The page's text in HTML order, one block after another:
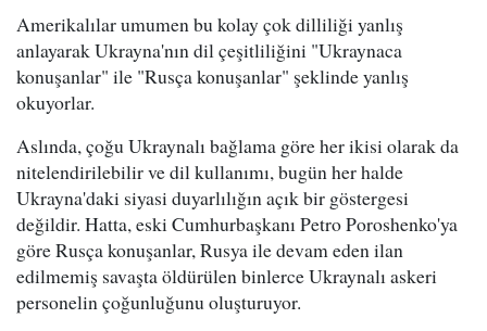
Amerikalılar umumen bu kolay çok dilliliği yanlış
anlayarak Ukrayna'nın dil çeşitliliğini "Ukraynaca
konuşanlar" ile "Rusça konuşanlar" şeklinde yanlış
okuyorlar.
Aslında, çoğu Ukraynalı bağlama göre her ikisi olarak da
nitelendirilebilir ve dil kullanımı, bugün her halde
Ukrayna'daki siyasi duyarlılığın açık bir göstergesi
değildir. Hatta, eski Cumhurbaşkanı Petro Poroshenko'ya
göre Rusça konuşanlar, Rusya ile devam eden ilan
edilmemiş savaşta öldürülen binlerce Ukraynalı askeri
personelin çoğunluğunu oluşturuyor.